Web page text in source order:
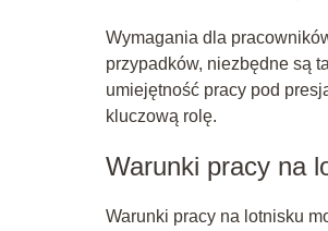
Wymagania dla
przypadków, niezbędne są
umiejętność pracy pod
kluczową rolę.
Warunki pracy na
Warunki pracy na lotnisku